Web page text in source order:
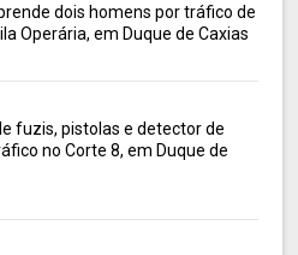
dois homens por tráfico de
Operária, em Duque de Caxias
fuzis, pistolas e detector de
no Corte 8, em Duque de